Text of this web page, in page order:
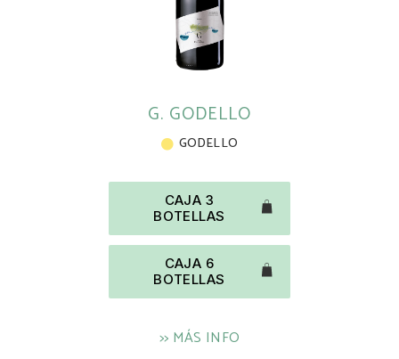
G. GODELLO
GODELLO
CAJA 3
BOTELLAS
CAJA 6
BOTELLAS
>> MÁS INFO